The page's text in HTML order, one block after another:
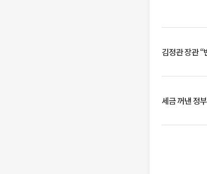
김정관 장관
세금 꺼낸 정